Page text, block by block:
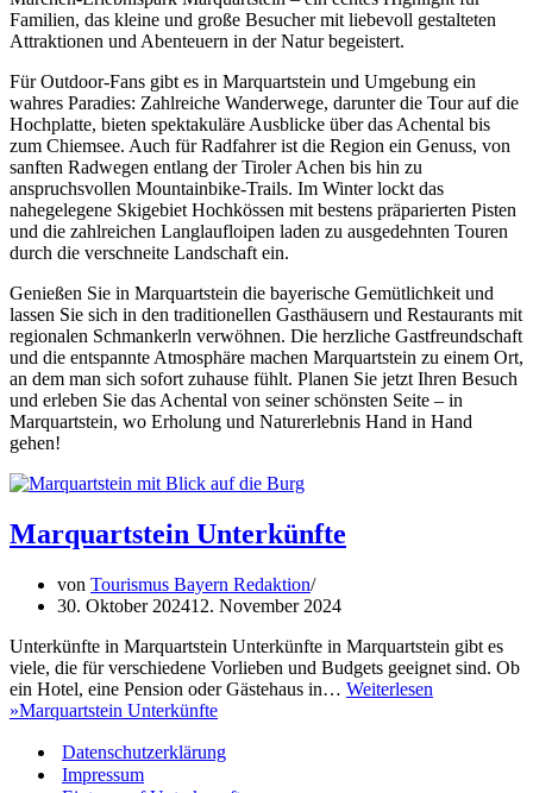
Familien, das kleine und große Besucher mit liebevoll gestalteten
Attraktionen und Abenteuern in der Natur begeistert.
Für Outdoor-Fans gibt es in Marquartstein und Umgebung ein
wahres Paradies: Zahlreiche Wanderwege, darunter die Tour auf die
Hochplatte, bieten spektakuläre Ausblicke über das Achental bis
zum Chiemsee. Auch für Radfahrer ist die Region ein Genuss, von
sanften Radwegen entlang der Tiroler Achen bis hin zu
anspruchsvollen Mountainbike-Trails. Im Winter lockt das
nahegelegene Skigebiet Hochkössen mit bestens präparierten Pisten
und die zahlreichen Langlaufloipen laden zu ausgedehnten Touren
durch die verschneite Landschaft ein.
Genießen Sie in Marquartstein die bayerische Gemütlichkeit und
lassen Sie sich in den traditionellen Gasthäusern und Restaurants mit
regionalen Schmankerln verwöhnen. Die herzliche Gastfreundschaft
und die entspannte Atmosphäre machen Marquartstein zu einem Ort,
an dem man sich sofort zuhause fühlt. Planen Sie jetzt Ihren Besuch
und erleben Sie das Achental von seiner schönsten Seite – in
Marquartstein, wo Erholung und Naturerlebnis Hand in Hand
gehen!
Marquartstein Unterkünfte
von Tourismus Bayern Redaktion
30. Oktober 202412. November 2024
Unterkünfte in Marquartstein Unterkünfte in Marquartstein gibt es
viele, die für verschiedene Vorlieben und Budgets geeignet sind. Ob
ein Hotel, eine Pension oder Gästehaus in… Weiterlesen
»Marquartstein Unterkünfte
Datenschutzerklärung
Impressum